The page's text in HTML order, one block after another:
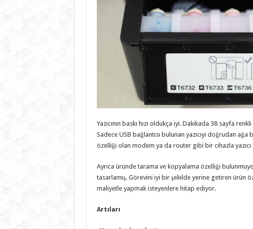
Yazıcının baskı hızı oldukça iyi. Dakikada 38 sayfa
Sadece USB bağlantısı bulunan yazıcıyı doğrudan
özelliği olan modem ya da router gibi bir cihazla
Ayrıca üründe tarama ve kopyalama özelliği
tasarlamış. Görevini iyi bir şekilde yerine getiren ürün
maliyetle yapmak isteyenlere hitap ediyor.
Artıları